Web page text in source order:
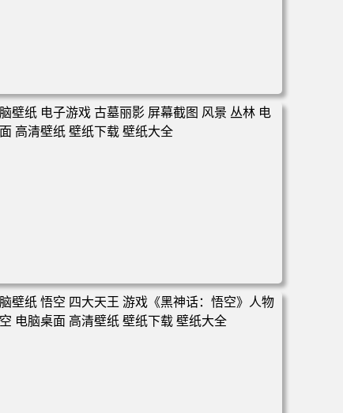
壁纸 女人 女孩 粉色头发 原创人物 角 斗篷 盔甲 衣服
魔术 环境 狗 幽默 素描 AI艺术 插图 哭泣 电脑桌面 高
壁纸 电子游戏 古墓丽影 屏幕截图 风景 丛林 电脑桌面
壁纸 壁纸下载 壁纸大全